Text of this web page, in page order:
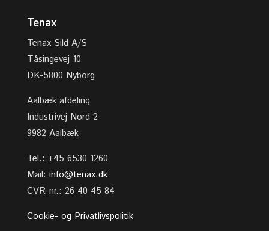
Tenax
Tenax Sild A/S
Tåsingevej 10
DK-5800 Nyborg
Aalbæk afdeling
Industrivej Nord 2
9982 Aalbæk
Tel.: +45 6530 1260
Mail: info@tenax.dk
CVR-nr.: 26 40 45 84
Cookie- og Privatlivspolitik